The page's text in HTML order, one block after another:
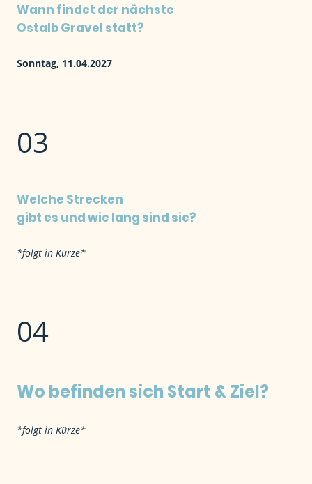
Wann findet der nächste
Ostalb Gravel statt?
Sonntag, 11.04.2027
03
Welche Strecken
gibt es und wie lang sind sie?
*folgt in Kürze*
04
Wo befinden sich Start & Ziel?
*folgt in Kürze*